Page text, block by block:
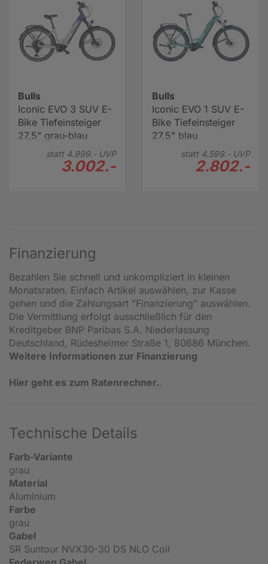
Bulls
Iconic EVO 3 SUV E-
Bike Tiefeinsteiger
27,5" grau-blau
statt 4.999.-UVP
3.002.-
Bulls
Iconic EVO 1 SUV E-
Bike Tiefeinsteiger
27,5" blau
statt 4.599.-UVP
2.802.-
Finanzierung
Bezahlen Sie schnell und unkompliziert in kleinen
Monatsraten. Einfach Artikel auswählen, zur Kasse
gehen und die Zahlungsart "Finanzierung" auswählen.
Die Vermittlung erfolgt ausschließlich für den
Kreditgeber BNP Paribas S.A. Niederlassung
Deutschland, Rüdesheimer Straße 1, 80686 München.
Weitere Informationen zur Finanzierung
Hier geht es zum Ratenrechner..
Technische Details
Farb-Variante
grau
Material
Aluminium
Farbe
grau
Gabel
SR Suntour NVX30-30 DS NLO Coil